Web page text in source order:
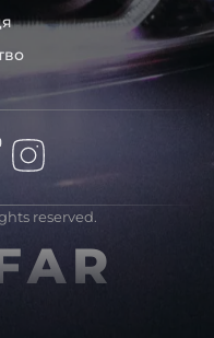
reserved.